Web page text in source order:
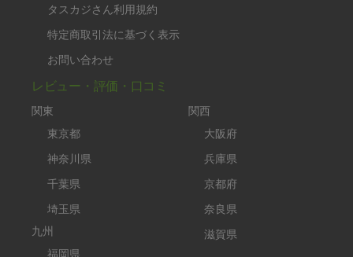
タスカジさん利用規約
特定商取引法に基づく表示
お問い合わせ
レビュー・評価・口コミ
関東
東京都
神奈川県
千葉県
埼玉県
九州
福岡県
関西
大阪府
兵庫県
京都府
奈良県
滋賀県